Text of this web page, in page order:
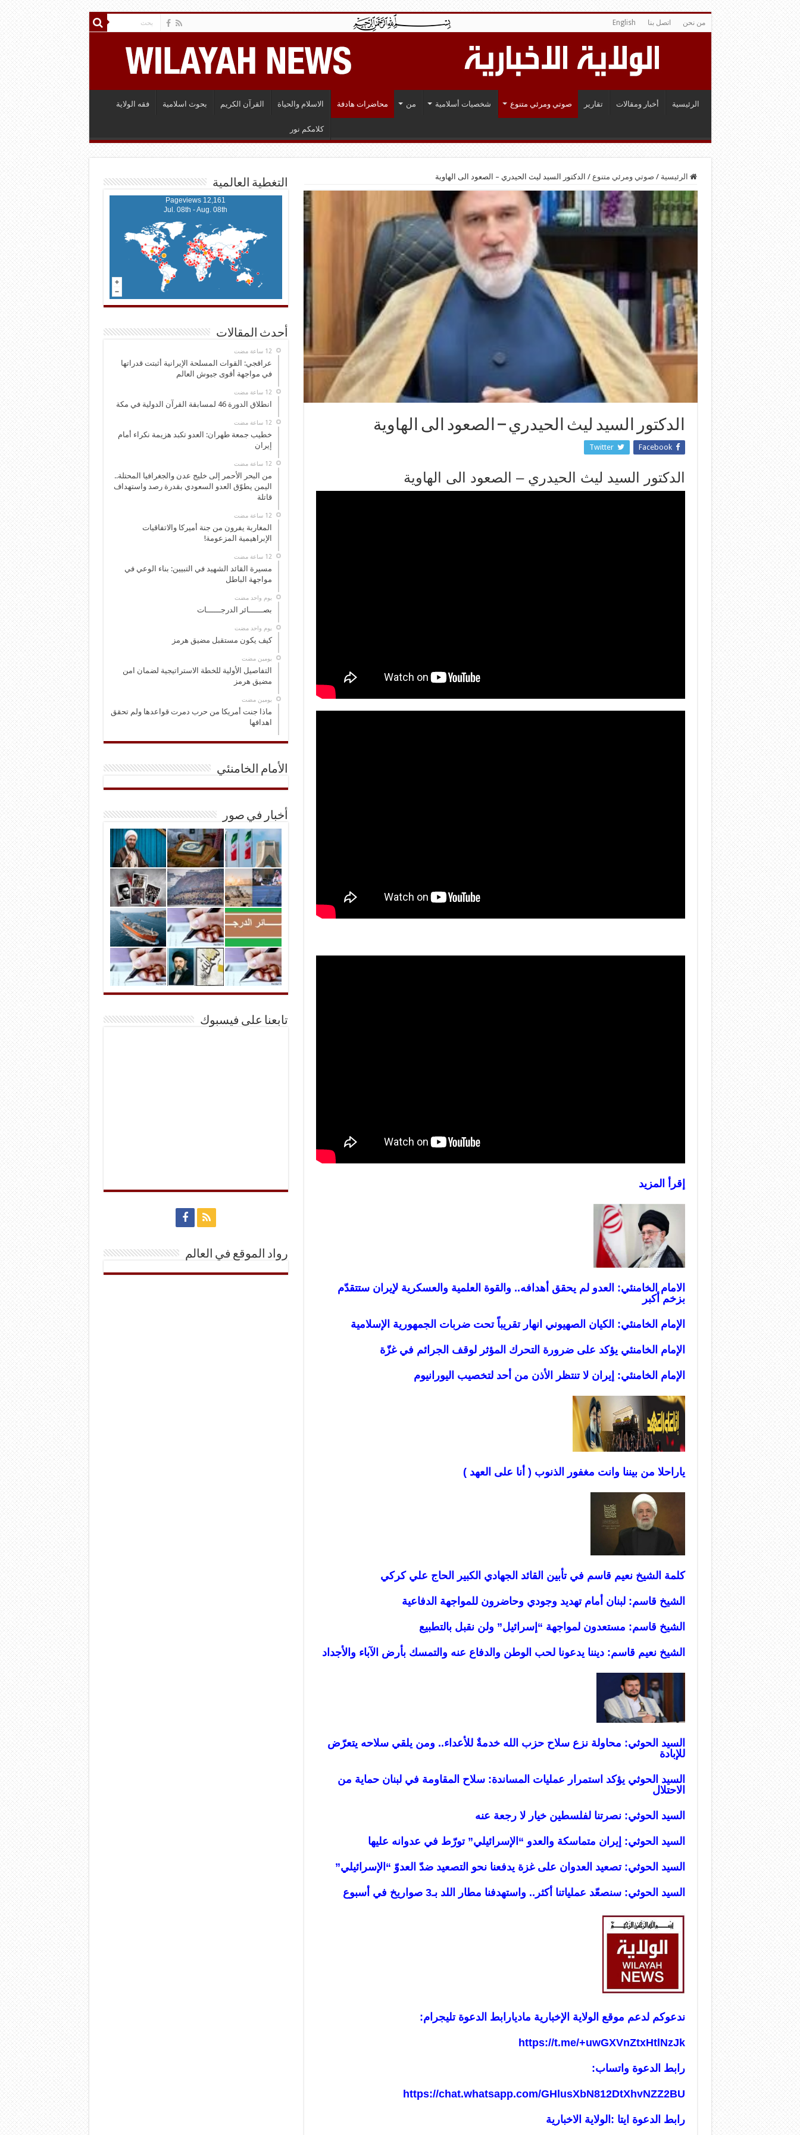
من نحن اتصل بنا English
الرئيسية أخبار ومقالات تقارير صوتي ومرئي متنوع شخصيات أسلامية من محاضرات هادفة الاسلام والحياة القرآن الكريم بحوث اسلامية فقه الولاية
كلامكم نور
الرئيسية / صوتي ومرئي متنوع / الدكتور السيد ليث الحيدري – الصعود الى الهاوية
الدكتور السيد ليث الحيدري – الصعود الى الهاوية
Facebook
Twitter
الدكتور السيد ليث الحيدري – الصعود الى الهاوية
إقرأ المزيد
الامام الخامنئي: العدو لم يحقق أهدافه.. والقوة العلمية والعسكرية لإيران ستتقدّم
بزخم أكبر
الإمام الخامنئي: الكيان الصهيوني انهار تقريباً تحت ضربات الجمهورية الإسلامية
الإمام الخامنئي يؤكد على ضرورة التحرك المؤثر لوقف الجرائم في غزّة
الإمام الخامنئي: إيران لا تنتظر الأذن من أحد لتخصيب اليورانيوم
ياراحلا من بيننا وانت مغفور الذنوب ( أنا على العهد )
كلمة الشيخ نعيم قاسم في تأبين القائد الجهادي الكبير الحاج علي كركي
الشيخ قاسم: لبنان أمام تهديد وجودي وحاضرون للمواجهة الدفاعية
الشيخ قاسم: مستعدون لمواجهة “إسرائيل” ولن نقبل بالتطبيع
الشيخ نعيم قاسم: ديننا يدعونا لحب الوطن والدفاع عنه والتمسك بأرض ‏الآباء والأجداد
السيد الحوثي: محاولة نزع سلاح حزب الله خدمةٌ للأعداء.. ومن يلقي سلاحه يتعرّض
للإبادة
السيد الحوثي يؤكد استمرار عمليات المساندة: سلاح المقاومة في لبنان حماية من
الاحتلال
السيد الحوثي: نصرتنا لفلسطين خيار لا رجعة عنه
السيد الحوثي: إيران متماسكة والعدو “الإسرائيلي” تورّط في عدوانه عليها
السيد الحوثي: تصعيد العدوان على غزة يدفعنا نحو التصعيد ضدّ العدوّ “الإسرائيلي”
السيد الحوثي: سنصعّد عملياتنا أكثر.. واستهدفنا مطار اللد بـ3 صواريخ في أسبوع
ندعوكم لدعم موقع الولاية الإخبارية ماديارابط الدعوة تليجرام:
https://t.me/+uwGXVnZtxHtlNzJk
رابط الدعوة واتساب:
https://chat.whatsapp.com/GHlusXbN812DtXhvNZZ2BU
رابط الدعوة ايتا :الولاية الاخبارية
التغطية العالمية
12,161 Pageviews
Jul. 08th - Aug. 08th
أحدث المقالات
عراقجي: القوات المسلحة الإيرانية أثبتت قدراتها
في مواجهة أقوى جيوش العالم
انطلاق الدورة 46 لمسابقة القرآن الدولية في مكة
خطيب جمعة طهران: العدو تكبد هزيمة نكراء أمام
إيران
من البحر الأحمر إلى خليج عدن والجغرافيا المحتلة..
اليمن يطوّق العدو السعودي بقدرة رصد واستهداف
قاتلة
المغاربة يفرون من جنة أميركا والاتفاقيات
الإبراهيمية المزعومة!
مسيرة القائد الشهيد في التبيين: بناء الوعي في
مواجهة الباطل
‏يوم واحد مضت
بصــــــائر الدرجــــــات
‏يوم واحد مضت
كيف يكون مستقبل مضيق هرمز
‏يومين مضت
التفاصيل الأولية للخطة الاستراتيجية لضمان امن
مضيق هرمز
‏يومين مضت
ماذا جنت أمريكا من حرب دمرت قواعدها ولم تحقق
اهدافها
الأمام الخامنئي
أخبار في صور
تابعنا على فيسبوك
رواد الموقع في العالم